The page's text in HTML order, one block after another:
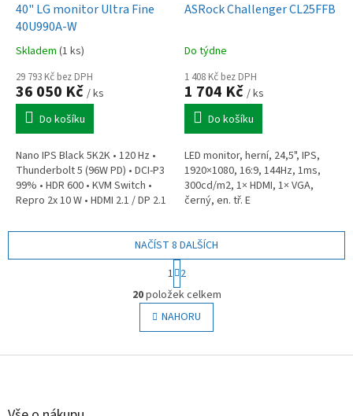
40" LG monitor Ultra Fine
40U990A-W
Skladem (1 ks)
29 793 Kč bez DPH
36 050 Kč / ks
Do košíku
Nano IPS Black 5K2K • 120 Hz •
Thunderbolt 5 (96W PD) • DCI-P3
99% • HDR 600 • KVM Switch •
Repro 2x 10 W • HDMI 2.1 / DP 2.1
Hmotnost 14,1 kg
ASRock Challenger CL25FFB
Do týdne
1 408 Kč bez DPH
1 704 Kč / ks
Do košíku
LED monitor, herní, 24,5", IPS,
1920×1080, 16:9, 144Hz, 1ms,
300cd/m2, 1× HDMI, 1× VGA,
černý, en. tř. E
O
v
l
á
NAČÍST 8 DALŠÍCH
S
t
r
á
n
k
v
1 2
20položek celkem
NAHORU
Z